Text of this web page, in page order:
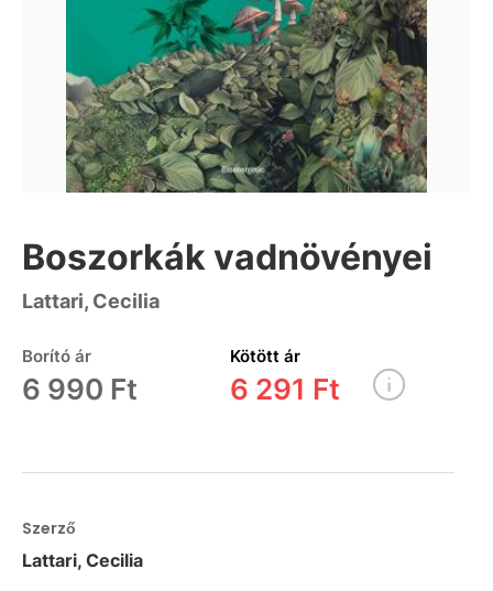
Boszorkák vadnövényei
Lattari, Cecilia
Borító ár
6 990 Ft
Kötött ár
6 291 Ft
Szerző
Lattari, Cecilia